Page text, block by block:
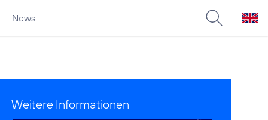
News
Weitere Informationen